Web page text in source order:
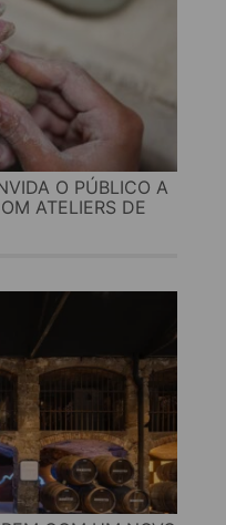
O PÚBLICO A
ATELIERS DE